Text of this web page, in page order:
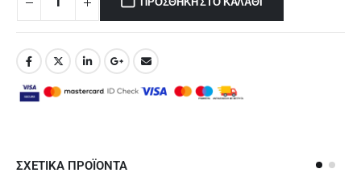
ΣΧΕΤΙΚΑ ΠΡΟΪΟΝΤΑ